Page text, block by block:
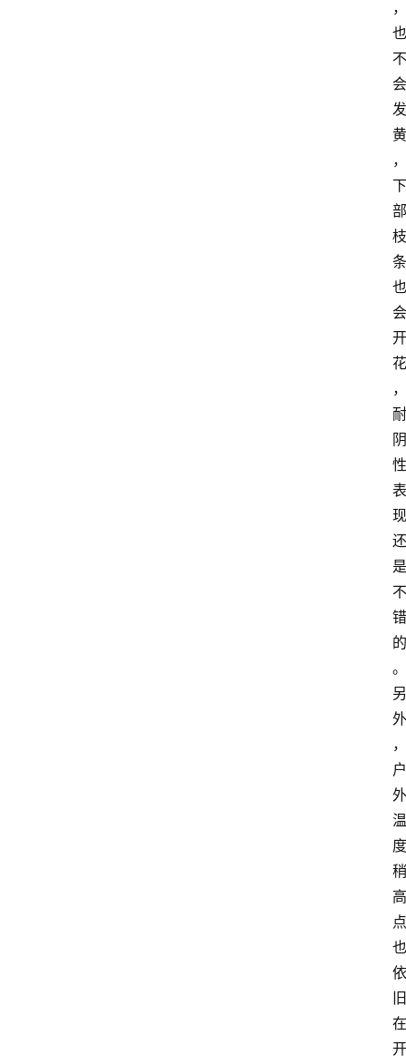
，
也
不
会
发
黄
，
下
部
枝
条
也
会
开
花
，
耐
阴
性
表
现
还
是
不
错
的
。
另
外
，
户
外
温
度
稍
高
点
也
依
旧
在
开